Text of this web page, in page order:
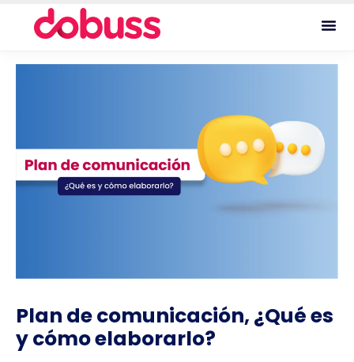
Plan de comunicación, ¿Qué es
y cómo elaborarlo?